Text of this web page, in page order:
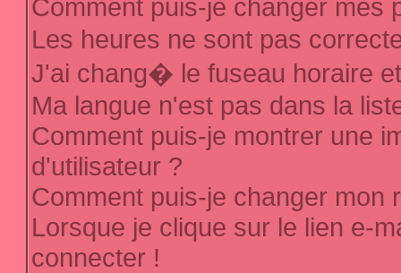
Comment puis-je changer
Les heures ne sont pas
J'ai chang� le fuseau horaire
Ma langue n'est pas dans la
Comment puis-je montrer une
d'utilisateur ?
Comment puis-je changer mon
Lorsque je clique sur le lien e-
connecter !